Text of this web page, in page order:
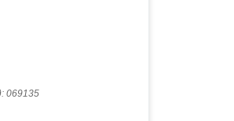
069135